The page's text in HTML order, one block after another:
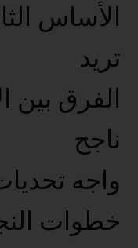
الأساس
تريد
الفرق بين
ناجح
واجه
خطوات